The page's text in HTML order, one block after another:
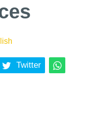
Twitter